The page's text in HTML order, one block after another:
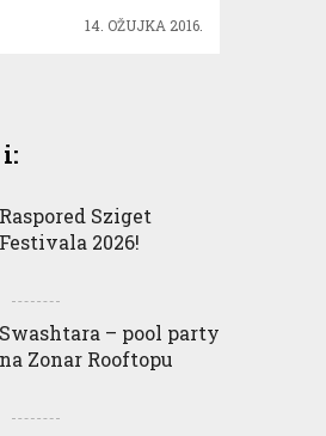
14. OŽUJKA 2016.
Raspored Sziget
Festivala 2026!
Swashtara – pool party
na Zonar Rooftopu